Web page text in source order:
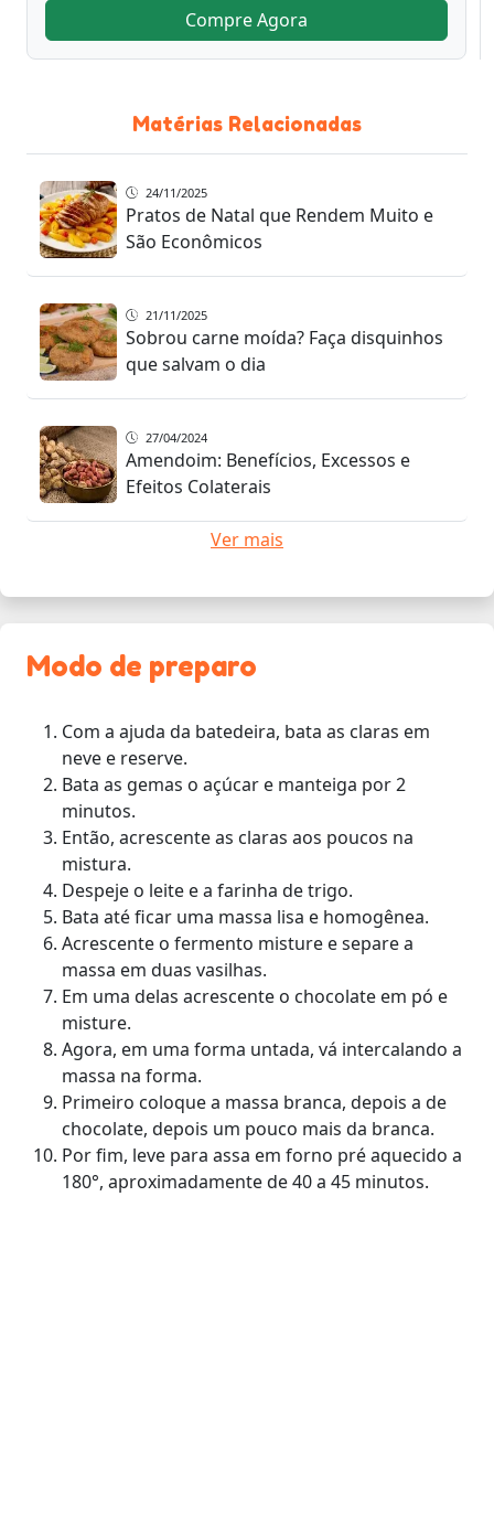
Compre Agora
Matérias Relacionadas
24/11/2025
Pratos de Natal que Rendem Muito e
São Econômicos
21/11/2025
Sobrou carne moída? Faça disquinhos
que salvam o dia
27/04/2024
Amendoim: Benefícios, Excessos e
Efeitos Colaterais
Ver mais
Modo de preparo
Com a ajuda da batedeira, bata as claras em
neve e reserve.
Bata as gemas o açúcar e manteiga por 2
minutos.
Então, acrescente as claras aos poucos na
mistura.
Despeje o leite e a farinha de trigo.
Bata até ficar uma massa lisa e homogênea.
Acrescente o fermento misture e separe a
massa em duas vasilhas.
Em uma delas acrescente o chocolate em pó e
misture.
Agora, em uma forma untada, vá intercalando a
massa na forma.
Primeiro coloque a massa branca, depois a de
chocolate, depois um pouco mais da branca.
Por fim, leve para assa em forno pré aquecido a
180°, aproximadamente de 40 a 45 minutos.